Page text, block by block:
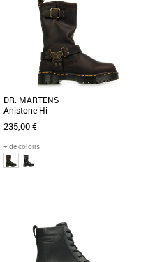
Bottes femme
La Classic Ultra Mini est l’un des
modèles Classic les plus prisés.
Indéniablement tendance, elle [...]
DR. MARTENS
Anistone Hi
235,00 €
+ de coloris
Nouvelles 'biker boots' de Dr Martens, la
Anistone High. Elles sont réalisées en
cuir Burnished Waxy [...]